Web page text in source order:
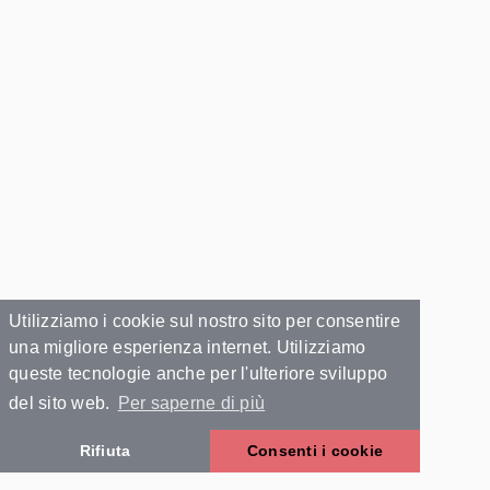
Utilizziamo i cookie sul nostro sito per consentire
una migliore esperienza internet. Utilizziamo
queste tecnologie anche per l'ulteriore sviluppo
del sito web.
Per saperne di più
Rifiuta Consenti i cookie